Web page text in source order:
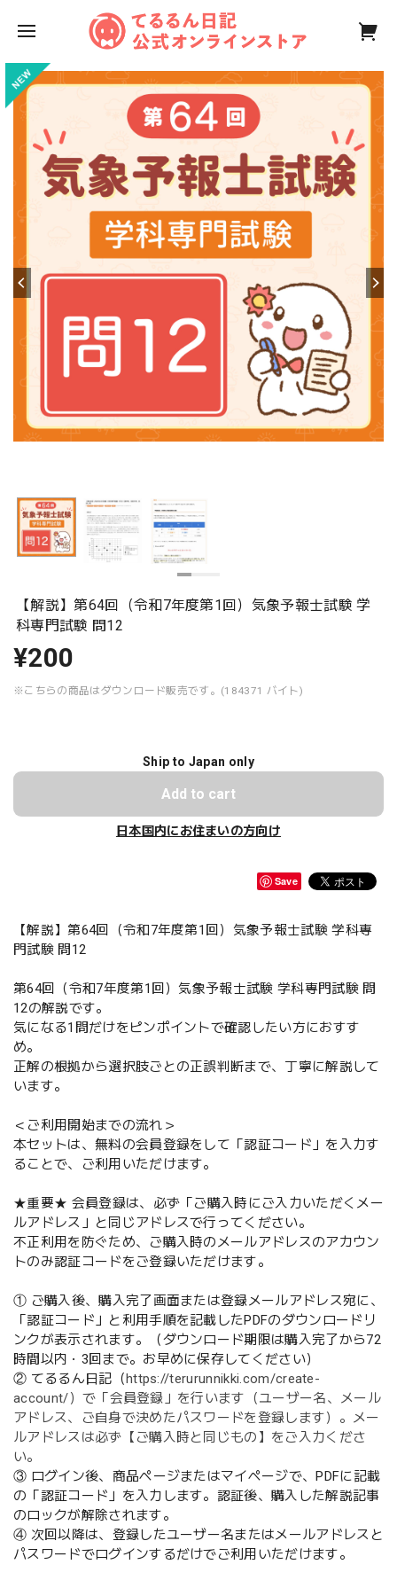
【解説】第64回（令和7年度第1回）気象予報士試験 学
科専門試験 問12
¥200
※こちらの商品はダウンロード販売です。(184371 バイト)
Ship to Japan only
Add to cart
日本国内にお住まいの方向け
Save
【解説】第64回（令和7年度第1回）気象予報士試験 学科専
門試験 問12
第64回（令和7年度第1回）気象予報士試験 学科専門試験 問
12の解説です。
気になる1問だけをピンポイントで確認したい方におすす
め。
正解の根拠から選択肢ごとの正誤判断まで、丁寧に解説して
います。
＜ご利用開始までの流れ＞
本セットは、無料の会員登録をして「認証コード」を入力す
ることで、ご利用いただけます。
★重要★ 会員登録は、必ず「ご購入時にご入力いただくメー
ルアドレス」と同じアドレスで行ってください。
不正利用を防ぐため、ご購入時のメールアドレスのアカウン
トのみ認証コードをご登録いただけます。
① ご購入後、購入完了画面または登録メールアドレス宛に、
「認証コード」と利用手順を記載したPDFのダウンロードリ
ンクが表示されます。（ダウンロード期限は購入完了から72
時間以内・3回まで。お早めに保存してください）
② てるるん日記（https://terurunnikki.com/create-
account/）で「会員登録」を行います（ユーザー名、メール
アドレス、ご自身で決めたパスワードを登録します）。メー
ルアドレスは必ず【ご購入時と同じもの】をご入力くださ
い。
③ ログイン後、商品ページまたはマイページで、PDFに記載
の「認証コード」を入力します。認証後、購入した解説記事
のロックが解除されます。
④ 次回以降は、登録したユーザー名またはメールアドレスと
パスワードでログインするだけでご利用いただけます。